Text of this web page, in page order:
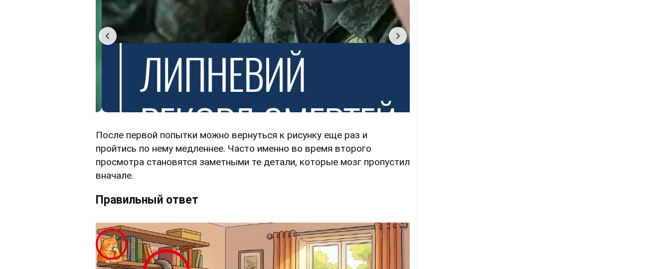
После первой попытки можно вернуться к рисунку еще раз и
пройтись по нему медленнее. Часто именно во время второго
просмотра становятся заметными те детали, которые мозг пропустил
вначале.
Правильный ответ